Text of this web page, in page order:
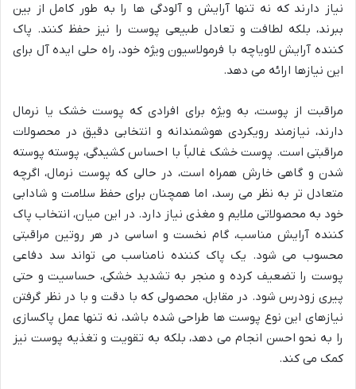
نیاز دارند که نه تنها آرایش و آلودگی ها را به طور کامل از بین
ببرند، بلکه لطافت و تعادل طبیعی پوست را نیز حفظ کنند. پاک
کننده آرایش لاویاچه با فرمولاسیون ویژه خود، راه حلی ایده آل برای
این نیازها ارائه می دهد.
مراقبت از پوست، به ویژه برای افرادی که پوست خشک یا نرمال
دارند، نیازمند رویکردی هوشمندانه و انتخابی دقیق در محصولات
مراقبتی است. پوست خشک غالباً با احساس کشیدگی، پوسته پوسته
شدن و گاهی خارش همراه است، در حالی که پوست نرمال، اگرچه
متعادل تر به نظر می رسد، اما همچنان برای حفظ سلامت و شادابی
خود به محصولاتی ملایم و مغذی نیاز دارد. در این میان، انتخاب پاک
کننده آرایش مناسب، گام نخست و اساسی در هر روتین مراقبتی
محسوب می شود. یک پاک کننده نامناسب می تواند سد دفاعی
پوست را تضعیف کرده و منجر به تشدید خشکی، حساسیت و حتی
پیری زودرس شود. در مقابل، محصولی که با دقت و با در نظر گرفتن
نیازهای این نوع پوست ها طراحی شده باشد، نه تنها عمل پاکسازی
را به نحو احسن انجام می دهد، بلکه به تقویت و تغذیه پوست نیز
کمک می کند.